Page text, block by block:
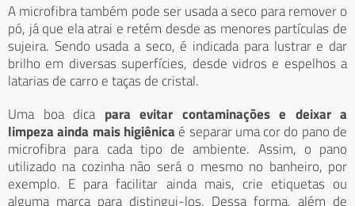
A microfibra também pode ser usada a seco para remover o
pó, já que ela atrai e retém desde as menores partículas de
sujeira. Sendo usada a seco, é indicada para lustrar e dar
brilho em diversas superfícies, desde vidros e espelhos a
latarias de carro e taças de cristal.
Uma boa dica para evitar contaminações e deixar a
limpeza ainda mais higiênica é separar uma cor do pano de
microfibra para cada tipo de ambiente. Assim, o pano
utilizado na cozinha não será o mesmo no banheiro, por
exemplo. E para facilitar ainda mais, crie etiquetas ou
alguma marca para distingui-los. Dessa forma, além de